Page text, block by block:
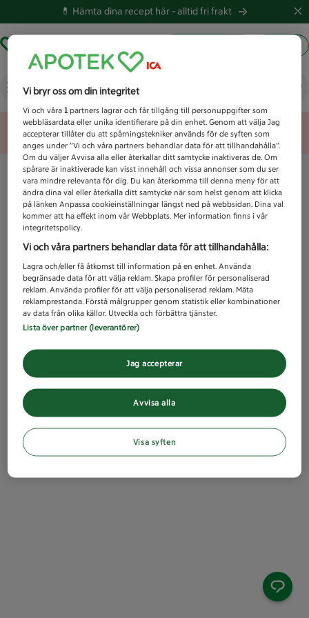
💊 Hämta dina recept här -alltid fri frakt
Vad letar du efter idag?
Unknown error
Vi bryr oss om din integritet
Vi och våra1 partners lagrar och får tillgång till personuppgifter som
webbläsardata eller unika identifierare på din enhet. Genom att välja Jag
accepterar tillåter du att spårningstekniker används för de syften som
anges under ”Vi och våra partners behandlar data för att tillhandahålla”.
Om du väljer Avvisa alla eller återkallar ditt samtycke inaktiveras de. Om
spårare är inaktiverade kan visst innehåll och vissa annonser som du ser
vara mindre relevanta för dig. Du kan återkomma till denna meny för att
ändra dina val eller återkalla ditt samtycke när som helst genom att klicka
på länken Anpassa cookieinställningar längst ned på webbsidan. Dina val
kommer att ha effekt inom vår Webbplats. Mer information finns i vår
integritetspolicy.
Vi och våra partners behandlar data för att tillhandahålla:
Lagra och/eller få åtkomst till information på en enhet. Använda
begränsade data för att välja reklam. Skapa profiler för personaliserad
reklam. Använda profiler för att välja personaliserad reklam. Mäta
reklamprestanda. Förstå målgrupper genom statistik eller kombinationer
av data från olika källor. Utveckla och förbättra tjänster.
Lista över partner (leverantörer)
Avvisa alla
Jag accepterar
Visa syften